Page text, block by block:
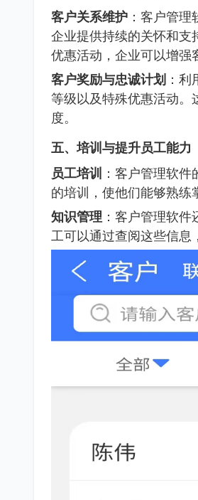
客户关系维护 ：客户管
企业提供持续的关怀和支
优惠活动，企业可以增强
客户奖励与忠诚计划 ：
等级以及特殊优惠活动。
度。
五、培训与提升员工能力
员工培训
：客户管理软
的培训，使他们能够熟练
知识管理 ：客户管理软
工可以通过查阅这些信息